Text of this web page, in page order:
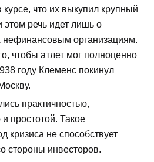
курсе, что их выкупил крупный
этом речь идет лишь о
нефинансовым организациям.
чтобы атлет мог полноценно
году Клеменс покинул
практичностью,
простотой. Такое
кризиса не способствует
стороны инвесторов.